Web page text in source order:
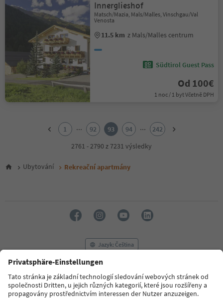
Innerglieshof
Matsch/Mazia, Mals/Malles, Vinschgau/Val
Venosta
11.5 km z Mals/Malles centrum
Südtirol Guest Pass
Od 100€
1 noc / 1 byt Včetně DPH
6
16
17
18
19
1 ... 92 93 94 ...
242
2761 - 2790 z 7231 výsledky
Ubytování Rekreační apartmány
Jazyk: Čeština
FAQ Kontaktujte nás Tisk
MICE
Zásady ochrany osobních údajů
Podmínky a ujednání
Tiráž